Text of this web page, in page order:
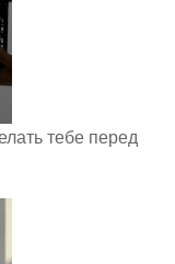
тебе перед